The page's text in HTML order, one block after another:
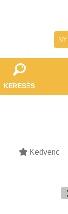
KERESÉS
Kedvenc